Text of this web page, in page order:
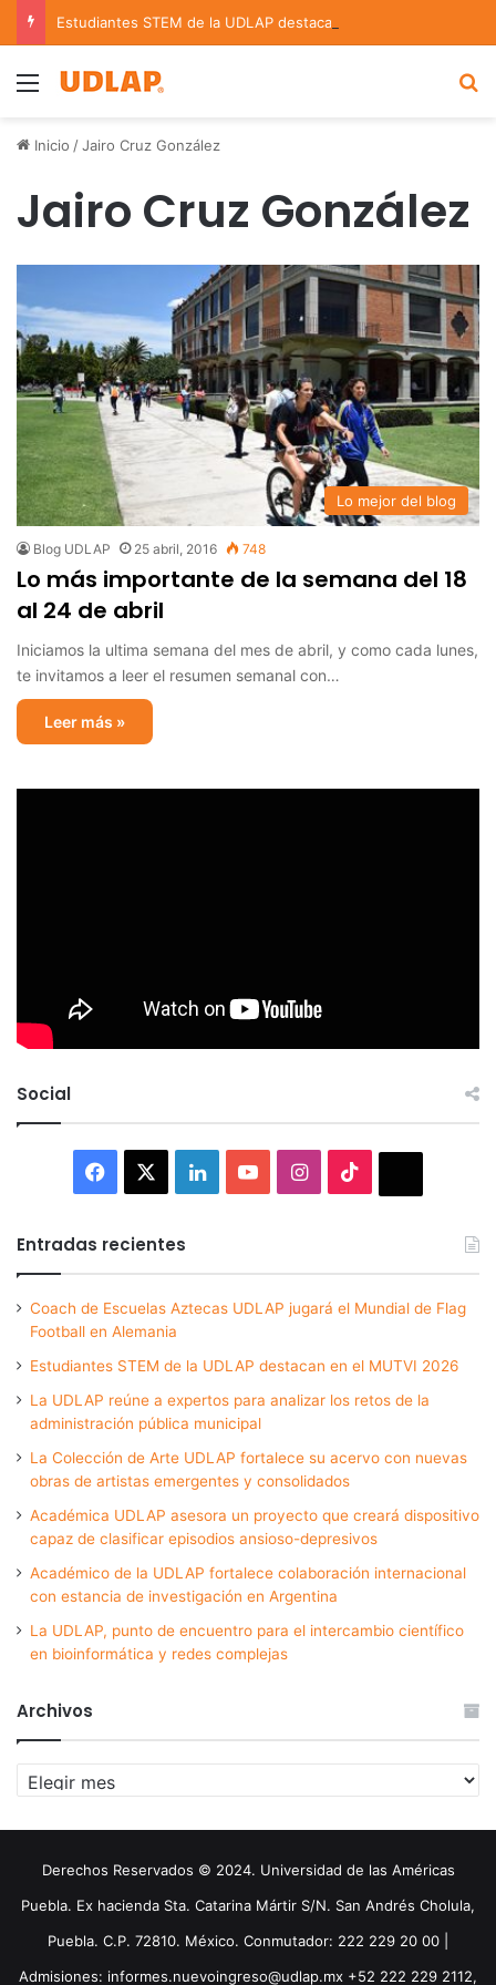
Menu
Inicio /Jairo Cruz González
Jairo Cruz González
Lo mejor del blog
Blog UDLAP 25 abril, 2016 748
Lo más importante de la semana del 18
al 24 de abril
Iniciamos la ultima semana del mes de abril, y como cada lunes,
te invitamos a leer el resumen semanal con…
Leer más »
Social
Facebook LinkedInYouTubeInstagram
Entradas recientes
Coach de Escuelas Aztecas UDLAP jugará el Mundial de Flag
Football en Alemania
Estudiantes STEM de la UDLAP destacan en el MUTVI 2026
La UDLAP reúne a expertos para analizar los retos de la
administración pública municipal
La Colección de Arte UDLAP fortalece su acervo con nuevas
obras de artistas emergentes y consolidados
Académica UDLAP asesora un proyecto que creará dispositivo
capaz de clasificar episodios ansioso-depresivos
Académico de la UDLAP fortalece colaboración internacional
con estancia de investigación en Argentina
La UDLAP, punto de encuentro para el intercambio científico
en bioinformática y redes complejas
Archivos
Archivos
Derechos Reservados © 2024. Universidad de las Américas
Puebla. Ex hacienda Sta. Catarina Mártir S/N. San Andrés Cholula,
Puebla. C.P. 72810. México. Conmutador: 222 229 20 00 |
Admisiones: informes.nuevoingreso@udlap.mx +52 222 229 2112,